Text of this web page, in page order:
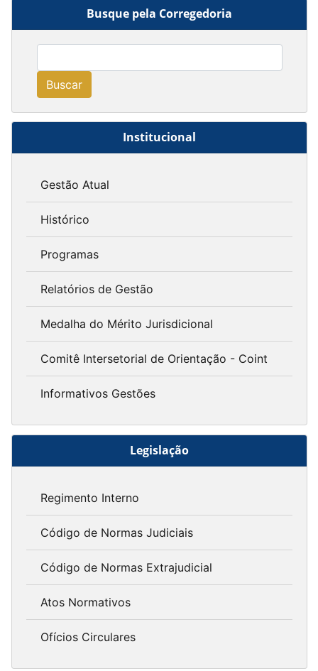
Busque pela Corregedoria
Buscar
Institucional
Gestão Atual
Histórico
Programas
Relatórios de Gestão
Medalha do Mérito Jurisdicional
Comitê Intersetorial de Orientação - Coint
Informativos Gestões
Legislação
Regimento Interno
Código de Normas Judiciais
Código de Normas Extrajudicial
Atos Normativos
Ofícios Circulares